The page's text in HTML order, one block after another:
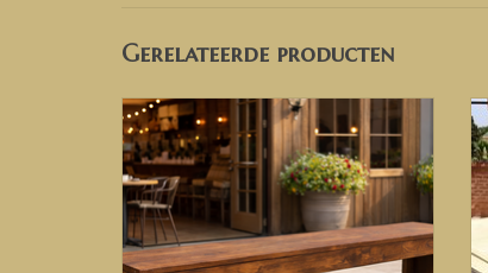
Gerelateerde producten
Bierbank
TOEVOEGEN AAN WINKELWAGEN